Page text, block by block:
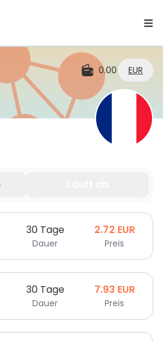
0.00 EUR
Sie überall
für eine begrenzte Zeit gültig.
30 Tage
Dauer
2.72 EUR
Preis
30 Tage
Dauer
7.93 EUR
Preis